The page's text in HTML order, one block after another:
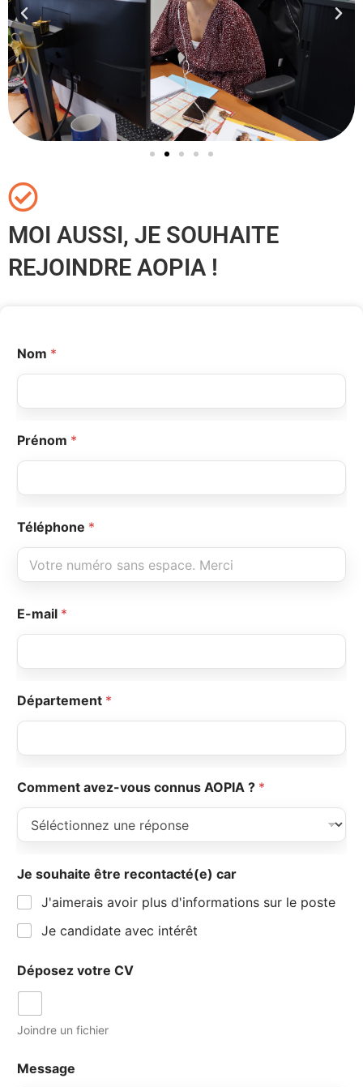
MOI AUSSI, JE SOUHAITE
REJOINDRE AOPIA !
Nom *
Prénom *
Téléphone *
E-mail *
Département *
Comment avez-vous connus AOPIA ? *
Je souhaite être recontacté(e) car
J'aimerais avoir plus d'informations sur le poste
Je candidate avec intérêt
Déposez votre CV
Joindre un fichier
Message